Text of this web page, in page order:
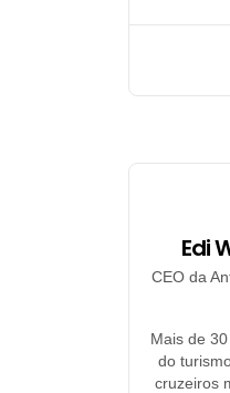
Edi
CEO da
Mais de
do
cruzeiros